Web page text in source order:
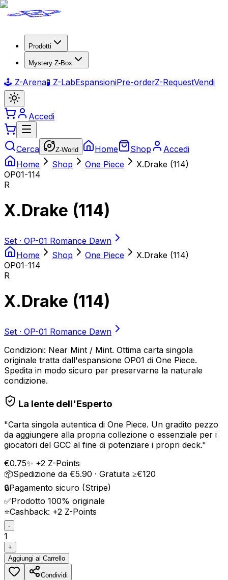
Prodotti
Mystery Z-Box
🕹️ Z-Arena🧪 Z-LabEspansioniPre-orderZ-RequestVendi
Accedi
Cerca Z-World Home Shop
Accedi
Home
Shop One Piece
X.Drake (114)
OP01-114
R
X.Drake (114)
Set · OP-01 Romance Dawn
Home
Shop One Piece
X.Drake (114)
OP01-114
R
X.Drake (114)
Set · OP-01 Romance Dawn
Condizioni: Near Mint / Mint. Ottima carta singola
originale tratta dall'espansione OP01 di One Piece.
Spedita in modo sicuro per preservarne la naturale
condizione.
La lente dell'Esperto
"Carta singola autentica di One Piece. Un gradito pezzo
da aggiungere alla propria collezione o essenziale per i
giocatori del GCC al fine di potenziare i propri deck."
€0.75✨ +2 Z-Points
📦Spedizione da €5.90 · Gratuita ≥€120
🔒Pagamento sicuro (Stripe)
✅Prodotto 100% originale
⭐Cashback: +2 Z-Points
-
1
+
Aggiungi al Carrello
Condividi